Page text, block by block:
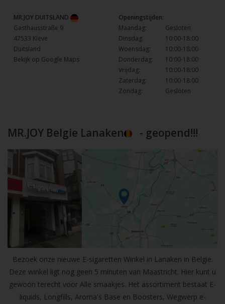
MR.JOY DUITSLAND
Gasthausstraße 9
47533 Kleve
Duitsland
Bekijk op Google Maps
Openingstijden:
Maandag:
Gesloten
Dinsdag:
10:00-18:00
Woensdag:
10:00-18:00
Donderdag:
10:00-18:00
Vrijdag:
10:00-18:00
Zaterdag:
10:00-18:00
Zondag:
Gesloten
MR.JOY Belgie Lanaken - geopend!!!
Bezoek onze nieuwe E-sigaretten Winkel in Lanaken in Belgie.
Deze winkel ligt nog geen 5 minuten van Maastricht. Hier kunt u
gewoon terecht voor Alle smaakjes. Het assortiment bestaat E-
liquids, Longfills, Aroma's Base en Boosters, Wegwerp e-